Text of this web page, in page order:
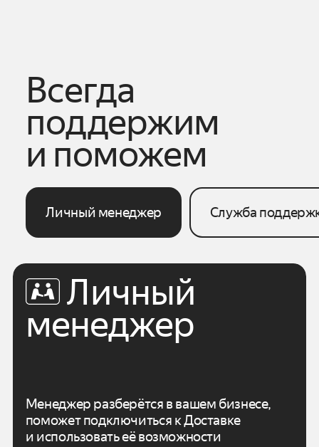
Всегда
поддержим
и поможем
Личный менеджер Служба
Личный
менеджер
Менеджер разберётся в вашем бизнесе,
поможет подключиться к Доставке
и использоватьеё возможности